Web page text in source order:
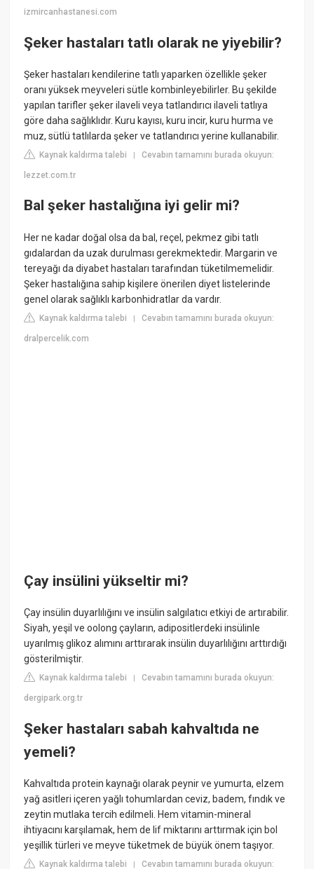
izmircanhastanesi.com
Şeker hastaları tatlı olarak ne yiyebilir?
Şeker hastaları kendilerine tatlı yaparken özellikle şeker
oranı yüksek meyveleri sütle kombinleyebilirler. Bu şekilde
yapılan tarifler şeker ilaveli veya tatlandırıcı ilaveli tatlıya
göre daha sağlıklıdır. Kuru kayısı, kuru incir, kuru hurma ve
muz, sütlü tatlılarda şeker ve tatlandırıcı yerine kullanabilir.
Kaynak kaldırma talebi |Cevabın tamamını burada okuyun:
lezzet.com.tr
Bal şeker hastalığına iyi gelir mi?
Her ne kadar doğal olsa da bal, reçel, pekmez gibi tatlı
gıdalardan da uzak durulması gerekmektedir. Margarin ve
tereyağı da diyabet hastaları tarafından tüketilmemelidir.
Şeker hastalığına sahip kişilere önerilen diyet listelerinde
genel olarak sağlıklı karbonhidratlar da vardır.
Kaynak kaldırma talebi |Cevabın tamamını burada okuyun:
dralpercelik.com
Çay insülini yükseltir mi?
Çay insülin duyarlılığını ve insülin salgılatıcı etkiyi de artırabilir.
Siyah, yeşil ve oolong çayların, adipositlerdeki insülinle
uyarılmış glikoz alımını arttırarak insülin duyarlılığını arttırdığı
gösterilmiştir.
Kaynak kaldırma talebi |Cevabın tamamını burada okuyun:
dergipark.org.tr
Şeker hastaları sabah kahvaltıda ne
yemeli?
Kahvaltıda protein kaynağı olarak peynir ve yumurta, elzem
yağ asitleri içeren yağlı tohumlardan ceviz, badem, fındık ve
zeytin mutlaka tercih edilmeli. Hem vitamin-mineral
ihtiyacını karşılamak, hem de lif miktarını arttırmak için bol
yeşillik türleri ve meyve tüketmek de büyük önem taşıyor.
Kaynak kaldırma talebi |Cevabın tamamını burada okuyun: